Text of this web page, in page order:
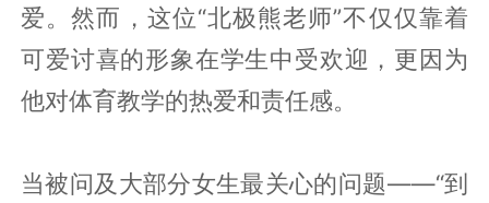
爱。然而，这位“北极熊老师”不仅仅靠着
可爱讨喜的形象在学生中受欢迎，更因为
他对体育教学的热爱和责任感。
当被问及大部分女生最关心的问题——“到